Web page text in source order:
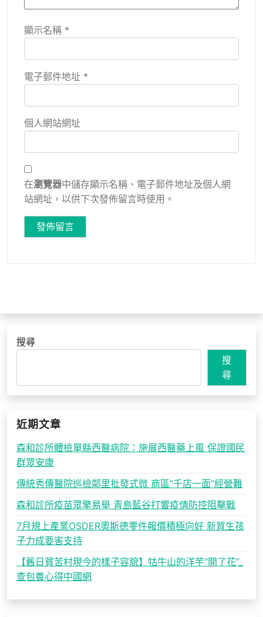
顯示名稱 *
電子郵件地址 *
個人網站網址
在瀏覽器中儲存顯示名稱、電子郵件地址及個人網
站網址，以供下次發佈留言時使用。
搜尋
搜
尋
近期文章
森和診所體檢單縣西醫病院：施展西醫藥上風 保證國民
群眾安康
傳統秀傳醫院巡檢鄰里批發式微 商區“千店一面”經營難
森和診所疫苗眾擎易舉 青島藍谷打響疫情防控阻擊戰
7月規上產業OSDER奧斯德零件報價積極向好 新質生孩
子力成要害支持
【舊日貧苦村現今的樣子容貌】牯牛山的洋芋“開了花”_
查包養心得中國網